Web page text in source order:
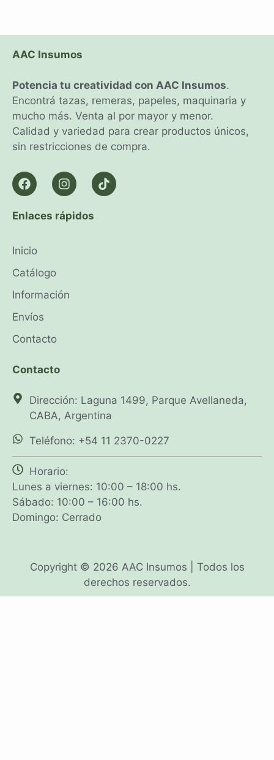
AAC Insumos
Potencia tu creatividad con AAC Insumos.
Encontrá tazas, remeras, papeles, maquinaria y
mucho más. Venta al por mayor y menor.
Calidad y variedad para crear productos únicos,
sin restricciones de compra.
Enlaces rápidos
Inicio
Catálogo
Información
Envíos
Contacto
Contacto
Dirección: Laguna 1499, Parque Avellaneda,
CABA, Argentina
Teléfono: +54 11 2370-0227
Horario:
Lunes a viernes: 10:00 – 18:00 hs.
Sábado: 10:00 – 16:00 hs.
Domingo: Cerrado
Copyright © 2026 AAC Insumos | Todos los
derechos reservados.